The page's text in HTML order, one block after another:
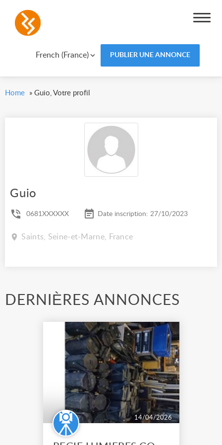
French (France) PUBLIER UNE ANNONCE
Home » Guio, Votre profil
Guio
0681XXXXXX Date inscription: 27/10/2023
Saints, Seine-et-Marne, France
DERNIÈRES ANNONCES
14/04/2026